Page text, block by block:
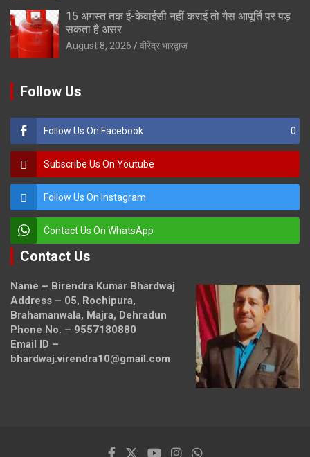
15 अगस्त तक ई-केवाईसी नहीं कराई तो गैस आपूर्ति पर पड़
सकता है असर
August 8, 2026 वीरेंद्र भारद्वाज
Follow Us
Follow Us On Facebook 0
Subscribe Us On Youtube
Follow Us On Instagram
Contact Us On WhatsApp
Contact Us
Name – Birendra Kumar Bhardwaj
Address – 05, Rochipura,
Brahamanwala, Majra, Dehradun
Phone No. – 9557180880
Email ID –
bhardwaj.virendra10@gmail.com